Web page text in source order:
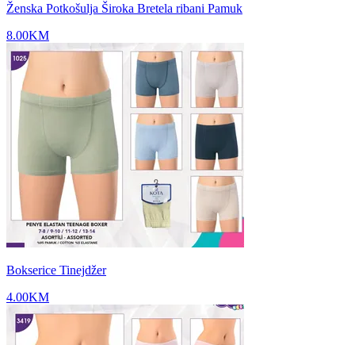
Ženska Potkošulja Široka Bretela ribani Pamuk
8.00KM
Bokserice Tinejdžer
4.00KM